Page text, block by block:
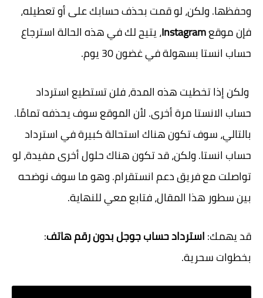
وحفظها. ولكن، لو قمت بحذف حسابك على أو تعطيله،
فإن موقعInstagram، يتيح لك في هذه الحالة استرجاع
حساب انستا بسهولة في غضون 30 يوم.
ولكن إذا تخطيت هذه المدة، فلن تستطيع استرداد
حساب الانستا مرة أخرى. لأن الموقع سوف يحذفه تمامًا.
بالتالي، سوف تكون هناك استحالة كبيرة في استرداد
حساب انستا. ولكن، قد تكون هناك حلول أخرى مفيدة، لو
تواصلت مع فريق دعم انستقرام. وهو ما سوف نوضحه
بين سطور هذا المقال، فتابع معي للنهاية.
قد يهمك:استرداد حساب جوجل بدون رقم هاتف:
بخطوات سحرية.